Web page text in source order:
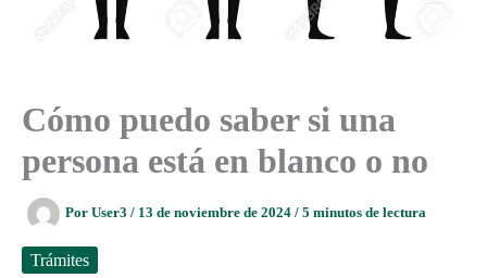
Cómo puedo saber si una
persona está en blanco o no
Por User3 / 13 de noviembre de 2024 / 5 minutos de lectura
Trámites